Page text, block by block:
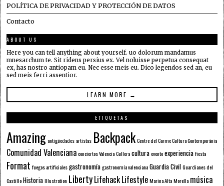
POLÍTICA DE PRIVACIDAD Y PROTECCIÓN DE DATOS
Contacto
ABOUT US
Here you can tell anything about yourself. uo dolorum mandamus
mnesarchum te. Sit ridens persius ex. Vel noluisse perpetua consequat
ex, has nostro antiopam eu. Nec esse meis eu. Dico legendos sed an, eu
sed meis ferri assentior.
LEARN MORE →
ETIQUETAS
Amazing antigüedades artistas Backpack Centre del Carme Cultura Contemporània
Comunidad Valenciana conciertos Valencia Cullera cultura evento experiencia fiesta
Format fuegos artificiales gastronomía gastronomía valenciana Guardia Civil Guardianes del
Castillo Historia Illustration LibertyLifehackLifestyle Marina Alta Morella música